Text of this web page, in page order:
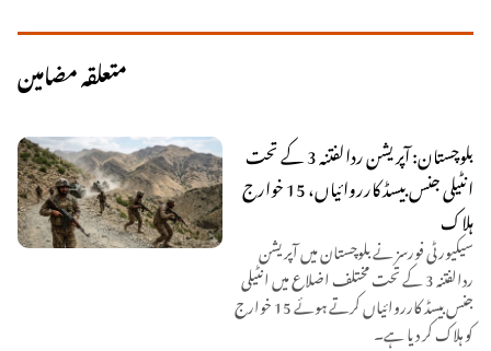
متعلقہ مضامین
بلوچستان: آپریشن ردالفتنہ 3 کے تحت
انٹیلی جنس بیسڈ کارروائیاں، 15 خوارج
ہلاک
سیکیورٹی فورسز نے بلوچستان میں آپریشن
ردالفتنہ 3 کے تحت مختلف اضلاع میں انٹیلی
جنس بیسڈ کارروائیاں کرتے ہوئے 15 خوارج
کو ہلاک کر دیا ہے۔